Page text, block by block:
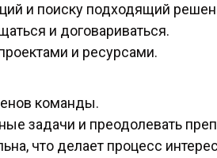
и поиску подходящий
и договариваться.
и ресурсами.
команды.
задачи и преодолевать
что делает процесс